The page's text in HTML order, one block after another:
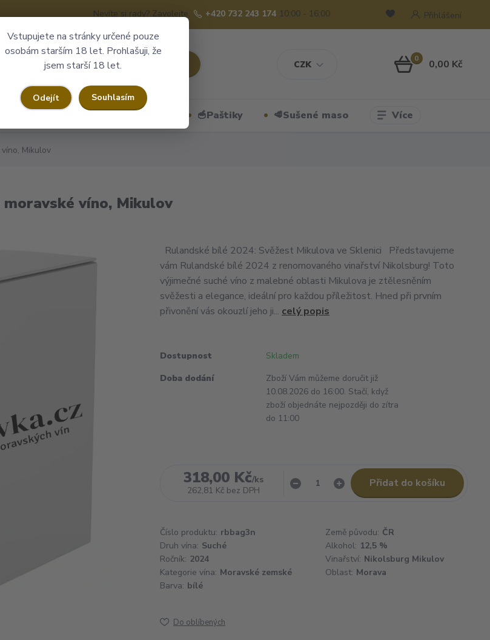
Vstupujete na stránky určené pouze
osobám starším 18 let. Prohlašuji, že
jsem starší 18 let.
Odejít Souhlasím
CZK
Přihlášení
Nevíte si rady? Zavolejte. +420 732 243 174 10:00 - 16:00
0 0,00 Kč
🥣Paštiky 🥩Sušené maso Více
Mikulov
moravské víno, Mikulov
Rulandské bílé 2024: Svěžest Mikulova ve Sklenici Představujeme
vám Rulandské bílé 2024 z renomovaného vinařství Nikolsburg! Toto
výjimečné suché víno z malebné oblasti Mikulova je ztělesněním
svěžesti a elegance, ideální pro každou příležitost. Hned při prvním
přivonění vás okouzlí jeho ji... celý popis
Dostupnost
Skladem
Doba dodání
Zboží Vám můžeme doručit již
10.08.2026 do 16:00. Stačí, když
zboží objednáte nejpozději do zítra
do 11:00
318,00 Kč/ks
262,81 Kč bez DPH
Přidat do košíku
Číslo produktu: rbbag3n Země původu: ČR
Druh vína: Suché Alkohol: 12,5 %
Ročník: 2024 Vinařství: Nikolsburg Mikulov
Kategorie vína: Moravské zemské Oblast: Morava
Barva: bílé
Do oblíbených